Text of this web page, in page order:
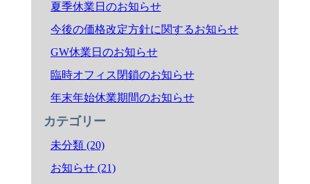
夏季休業日のお知らせ
今後の価格改定方針に関するお知らせ
GW休業日のお知らせ
臨時オフィス閉鎖のお知らせ
年末年始休業期間のお知らせ
カテゴリー
未分類 (20)
お知らせ (21)